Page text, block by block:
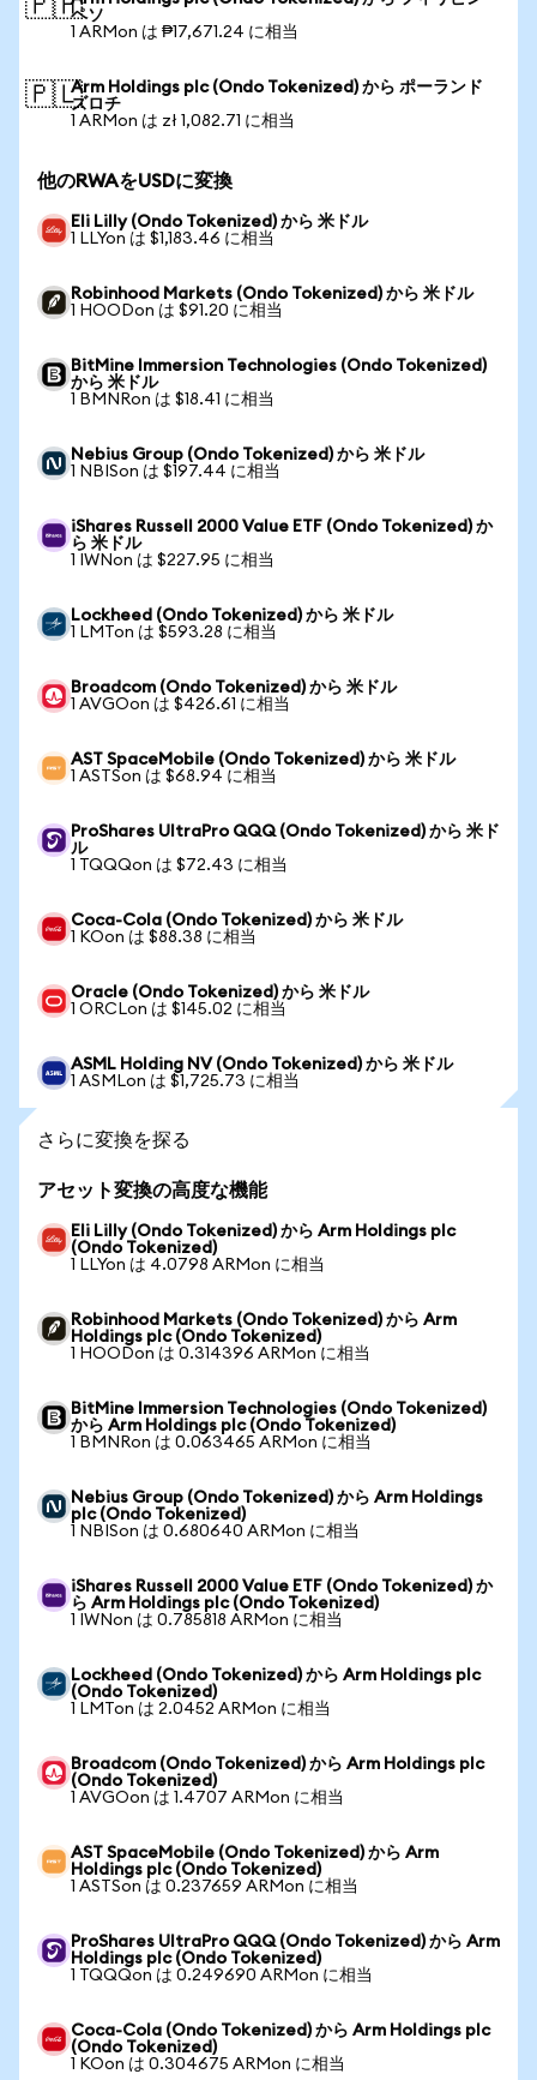
🇵🇭ペソ
1 ARMon は ₱17,671.24 に相当
🇵🇱Arm Holdings plc (Ondo Tokenized) から ポーランド
ズロチ
1 ARMon は zł 1,082.71 に相当
他のRWAをUSDに変換
Eli Lilly (Ondo Tokenized) から 米ドル
1 LLYon は $1,183.46 に相当
Robinhood Markets (Ondo Tokenized) から 米ドル
1 HOODon は $91.20 に相当
BitMine Immersion Technologies (Ondo Tokenized)
から 米ドル
1 BMNRon は $18.41 に相当
Nebius Group (Ondo Tokenized) から 米ドル
1 NBISon は $197.44 に相当
iShares Russell 2000 Value ETF (Ondo Tokenized) か
ら 米ドル
1 IWNon は $227.95 に相当
Lockheed (Ondo Tokenized) から 米ドル
1 LMTon は $593.28 に相当
Broadcom (Ondo Tokenized) から 米ドル
1 AVGOon は $426.61 に相当
AST SpaceMobile (Ondo Tokenized) から 米ドル
1 ASTSon は $68.94 に相当
ProShares UltraPro QQQ (Ondo Tokenized) から 米ド
ル
1 TQQQon は $72.43 に相当
Coca-Cola (Ondo Tokenized) から 米ドル
1 KOon は $88.38 に相当
Oracle (Ondo Tokenized) から 米ドル
1 ORCLon は $145.02 に相当
ASML Holding NV (Ondo Tokenized) から 米ドル
1 ASMLon は $1,725.73 に相当
さらに変換を探る
アセット変換の高度な機能
Eli Lilly (Ondo Tokenized) から Arm Holdings plc
(Ondo Tokenized)
1 LLYon は 4.0798 ARMon に相当
Robinhood Markets (Ondo Tokenized) から Arm
Holdings plc (Ondo Tokenized)
1 HOODon は 0.314396 ARMon に相当
BitMine Immersion Technologies (Ondo Tokenized)
から Arm Holdings plc (Ondo Tokenized)
1 BMNRon は 0.063465 ARMon に相当
Nebius Group (Ondo Tokenized) から Arm Holdings
plc (Ondo Tokenized)
1 NBISon は 0.680640 ARMon に相当
iShares Russell 2000 Value ETF (Ondo Tokenized) か
ら Arm Holdings plc (Ondo Tokenized)
1 IWNon は 0.785818 ARMon に相当
Lockheed (Ondo Tokenized) から Arm Holdings plc
(Ondo Tokenized)
1 LMTon は 2.0452 ARMon に相当
Broadcom (Ondo Tokenized) から Arm Holdings plc
(Ondo Tokenized)
1 AVGOon は 1.4707 ARMon に相当
AST SpaceMobile (Ondo Tokenized) から Arm
Holdings plc (Ondo Tokenized)
1 ASTSon は 0.237659 ARMon に相当
ProShares UltraPro QQQ (Ondo Tokenized) から Arm
Holdings plc (Ondo Tokenized)
1 TQQQon は 0.249690 ARMon に相当
Coca-Cola (Ondo Tokenized) から Arm Holdings plc
(Ondo Tokenized)
1 KOon は 0.304675 ARMon に相当